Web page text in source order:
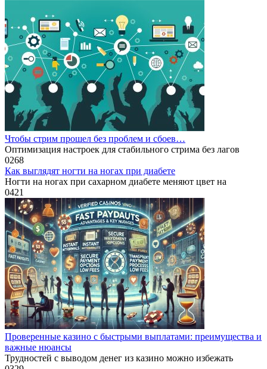
Чтобы стрим прошел без проблем и сбоев…
Оптимизация настроек для стабильного стрима без лагов
0268
Как выглядят ногти на ногах при диабете
Ногти на ногах при сахарном диабете меняют цвет на
0421
Проверенные казино с быстрыми выплатами: преимущества и
важные нюансы
Трудностей с выводом денег из казино можно избежать